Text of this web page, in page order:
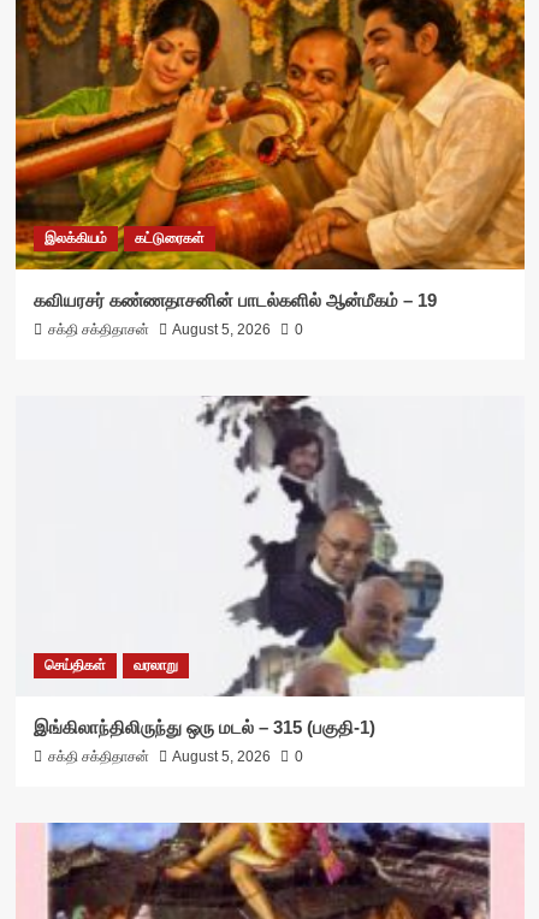
இலக்கியம் கட்டுரைகள்
கவியரசர் கண்ணதாசனின் பாடல்களில் ஆன்மீகம் – 19
சக்தி சக்திதாசன் August 5, 2026 0
செய்திகள் வரலாறு
இங்கிலாந்திலிருந்து ஒரு மடல் – 315 (பகுதி-1)
சக்தி சக்திதாசன் August 5, 2026 0